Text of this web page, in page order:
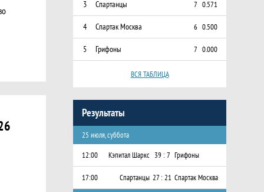
3 Спартанцы 7 0.571
4 Спартак Москва 6 0.500
5 Грифоны 7 0.000
ВСЯ ТАБЛИЦА
Результаты
25 июля, суббота
12:00
Кэпитал Шаркс 39 : 7 Грифоны
17:00 Спартанцы 27 : 21 Спартак Москва